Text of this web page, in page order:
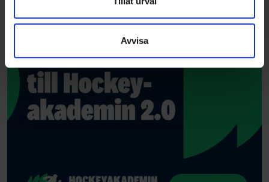
information som du har tillhandahållit eller som de har
samlat in när du har använt deras tjänster.
Avvisa